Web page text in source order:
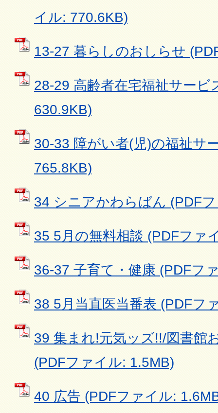
イル: 770.6KB)
13-27 暮らしのおしらせ
28-29 高齢者在宅福祉サービ
630.9KB)
30-33 障がい者(児)の福祉サ
765.8KB)
34 シニアかわらばん (PDF
35 5月の無料相談 (PDFファ
36-37 子育て・健康 (PDFフ
38 5月当直医当番表 (PDFフ
39 集まれ!元気ッズ!!/図書館
(PDFファイル: 1.5MB)
40 広告 (PDFファイル: